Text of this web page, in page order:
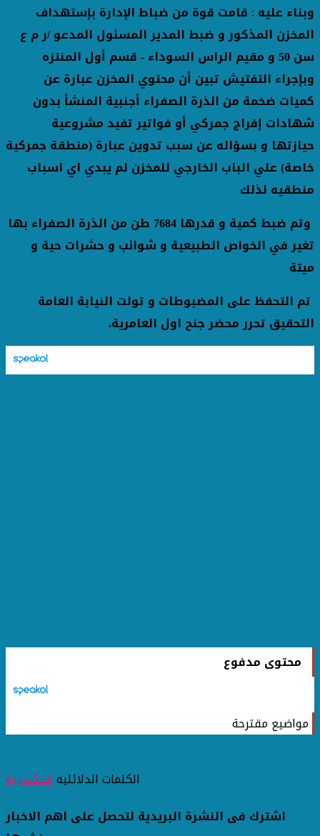
وبناء عليه : قامت قوة من ضباط الإدارة بإستهداف
المخزن المذكور و ضبط المدير المسئول المدعو /ر م ع
سن 50 و مقيم الراس السوداء - قسم أول المنتزه
وبإجراء التفتيش تبين أن محتوي المخزن عبارة عن
كميات ضخمة من الذرة الصفراء أجنبية المنشأ بدون
شهادات إفراج جمركي أو فواتير تفيد مشروعية
حيازتها و بسؤاله عن سبب تدوين عبارة (منطقة جمركية
خاصة) علي الباب الخارجي للمخزن لم يبدي اي اسباب
منطقيه لذلك
وتم ضبط كمية و قدرها 7684 طن من الذرة الصفراء بها
تغير في الخواص الطبيعية و شوائب و حشرات حية و
ميتة
تم التحفظ على المضبوطات و تولت النيابة العامة
التحقيق تحرر محضر جنح اول العامرية.
محتوى مدفوع
مواضيع مقترحة
الكلمات الدلائليهإسكندرية
اشترك فى النشرة البريدية لتحصل على اهم الاخبار